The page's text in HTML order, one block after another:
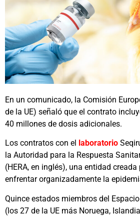
En un comunicado, la Comisión
de la UE) señaló que el contrato
40 millones de dosis adicionales.
Los contratos con el laboratorio
la Autoridad para la Respuesta
(HERA, en inglés), una entidad
enfrentar organizadamente la
Quince estados miembros del
(los 27 de la UE más Noruega,